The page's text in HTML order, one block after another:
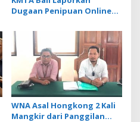
Dugaan Penipuan Online
Perkara Hukum Korban
WNA Asal Hongkong 2 Kali
Mangkir dari Panggilan